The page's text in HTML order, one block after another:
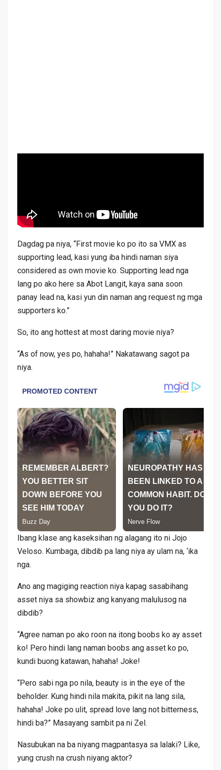
Dagdag pa niya, “First movie ko po ito sa VMX as
supporting lead, kasi yung iba hindi naman siya
considered as own movie ko. Supporting lead nga
lang po ako here sa Abot Langit, kaya sana soon
panay lead na, kasi yun din naman ang request ng mga
supporters ko.”
So, ito ang hottest at most daring movie niya?
“As of now, yes po, hahaha!” Nakatawang sagot pa
niya.
Ibang klase ang kaseksihan ng alagang ito ni Jojo
Veloso. Kumbaga, dibdib pa lang niya ay ulam na, ‘ika
nga.
Ano ang magiging reaction niya kapag sasabihang
asset niya sa showbiz ang kanyang malulusog na
dibdib?
“Agree naman po ako roon na itong boobs ko ay asset
ko! Pero hindi lang naman boobs ang asset ko po,
kundi buong katawan, hahaha! Joke!
“Pero sabi nga po nila, beauty is in the eye of the
beholder. Kung hindi nila makita, pikit na lang sila,
hahaha! Joke po ulit, spread love lang not bitterness,
hindi ba?” Masayang sambit pa ni Zel.
Nasubukan na ba niyang magpantasya sa lalaki? Like,
yung crush na crush niyang aktor?